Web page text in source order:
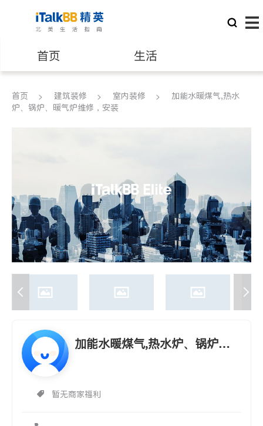
首页 生活
医生 律师
建筑装修
首页 建筑装修 室内装修
加能水暖煤气,热水
炉、锅炉、暖气炉维修，安装
加能水暖煤气,热水炉、锅炉、
暂无商家福利